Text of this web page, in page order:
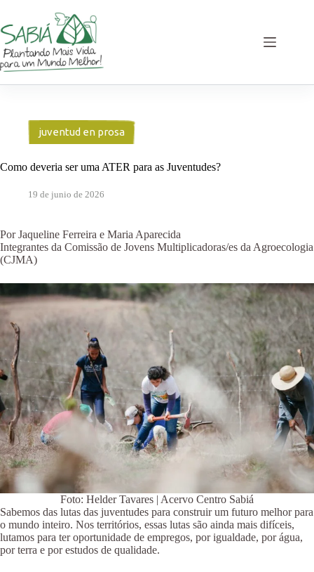
contenido
juventud en prosa
Como deveria ser uma ATER para as Juventudes?
19 de junio de 2026
Por Jaqueline Ferreira e Maria Aparecida
Integrantes da Comissão de Jovens Multiplicadoras/es da Agroecologia
(CJMA)
Foto: Helder Tavares | Acervo Centro Sabiá
Sabemos das lutas das juventudes para construir um futuro melhor para
o mundo inteiro. Nos territórios, essas lutas são ainda mais difíceis,
lutamos para ter oportunidade de empregos, por igualdade, por água,
por terra e por estudos de qualidade.